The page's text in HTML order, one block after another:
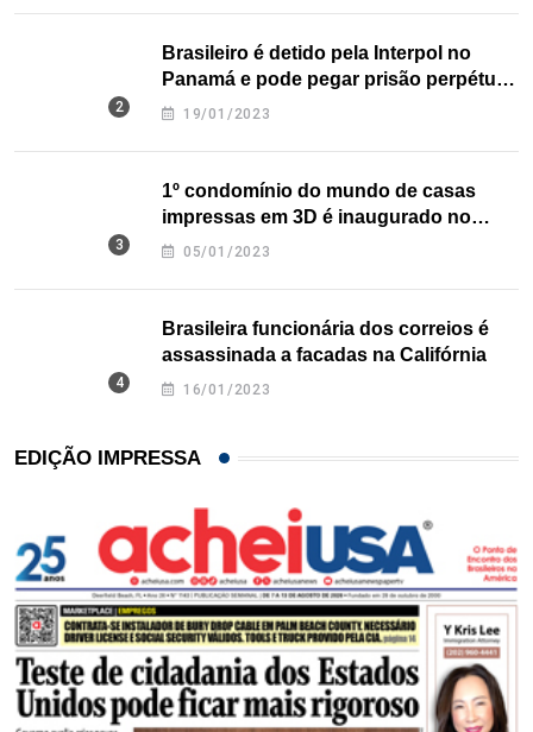
Brasileiro é detido pela Interpol no
Panamá e pode pegar prisão perpétua
nos EUA
19/01/2023
1º condomínio do mundo de casas
impressas em 3D é inaugurado no
Texas
05/01/2023
Brasileira funcionária dos correios é
assassinada a facadas na Califórnia
16/01/2023
EDIÇÃO IMPRESSA